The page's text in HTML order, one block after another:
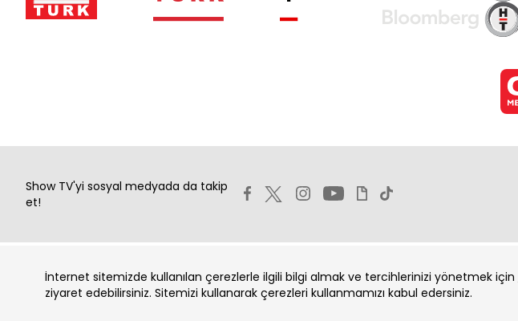
İnternet sitemizde kullanılan çerezlerle ilgili bilgi almak ve tercihlerinizi yönetmek için
ziyaret edebilirsiniz. Sitemizi kullanarak çerezleri kullanmamızı kabul edersiniz.
Show TV'yi sosyal medyada da takip
et!
Copyright 2026 Show Televizyon Yayıncılık A.Ş.